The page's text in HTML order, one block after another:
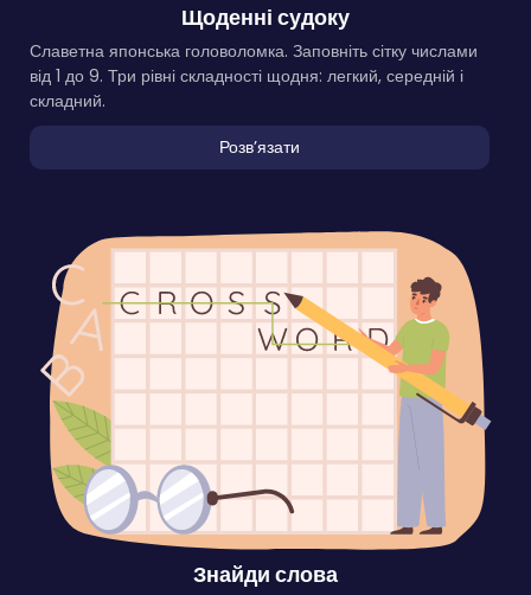
Щоденні судоку
Славетна японська головоломка. Заповніть сітку числами
від 1 до 9. Три рівні складності щодня: легкий, середній і
складний.
Розвʼязати
Знайди слова